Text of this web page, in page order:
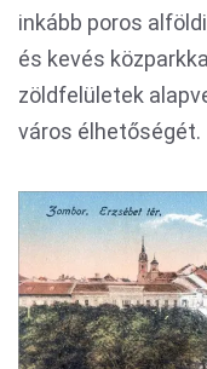
inkább poros
és kevés
zöldfelületek
város élhetőségét.